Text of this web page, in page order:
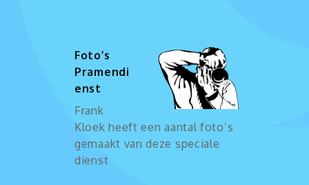
Foto’s
Pramendi
enst
Frank
Kloek heeft een aantal foto’s
gemaakt van deze speciale
dienst